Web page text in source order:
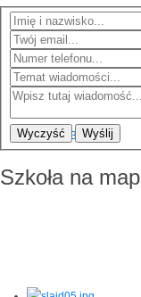
Wyczyść Wyślij
Szkoła na